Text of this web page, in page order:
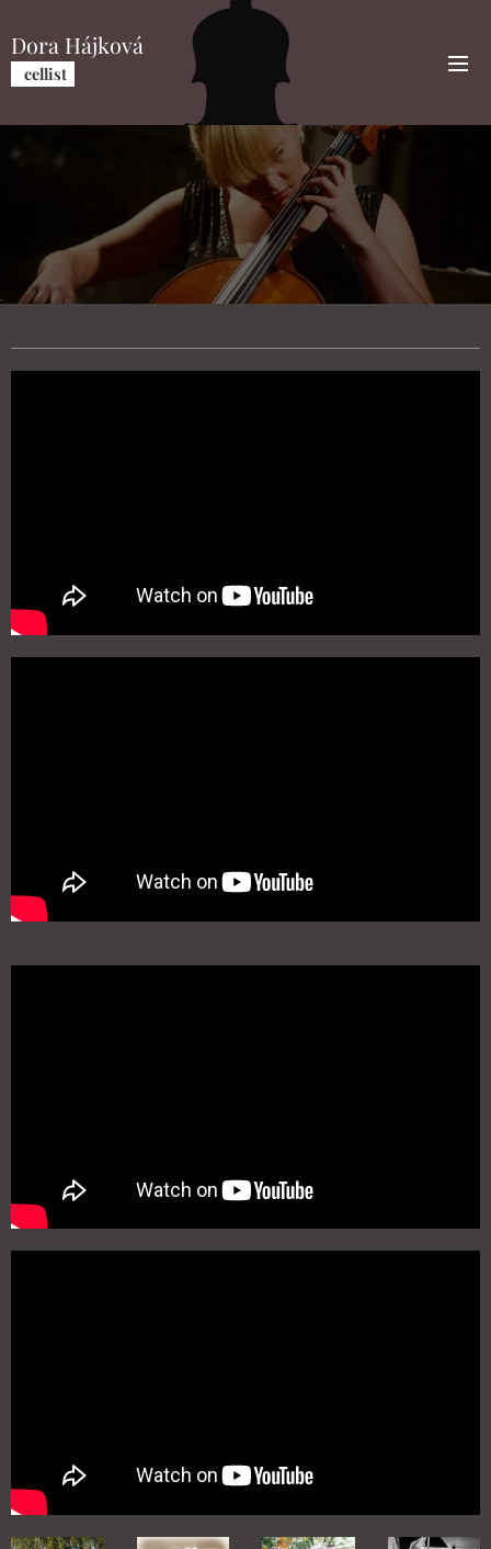
Dora Hájková
cellist